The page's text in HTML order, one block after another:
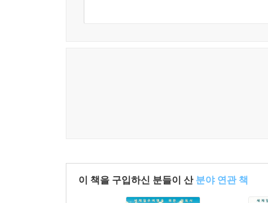
이 책을 구입하신 분들이 산 분야 연관 책